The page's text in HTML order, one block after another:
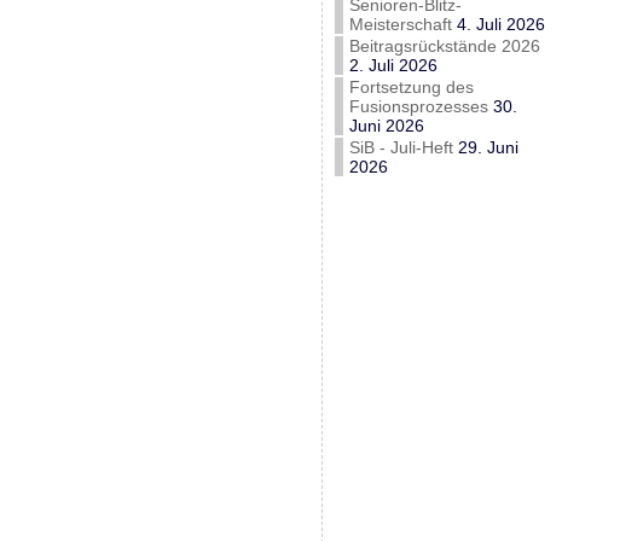
Senioren-Blitz-
Meisterschaft 4. Juli 2026
Beitragsrückstände 2026
2. Juli 2026
Fortsetzung des
Fusionsprozesses 30.
Juni 2026
SiB - Juli-Heft 29. Juni
2026